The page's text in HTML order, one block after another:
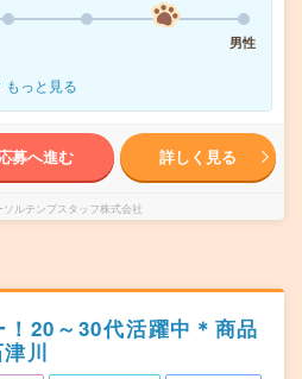
男性
もっと見る
募へ進む 詳しく見る
ソルテンプスタッフ株式会社
20～30代活躍中＊商品
川